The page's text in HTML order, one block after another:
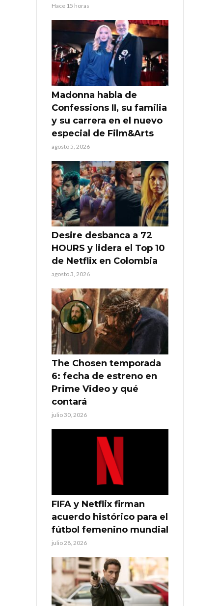
Hace 15 horas
Madonna habla de
Confessions II, su familia
y su carrera en el nuevo
especial de Film&Arts
agosto 5, 2026
Desire desbanca a 72
HOURS y lidera el Top 10
de Netflix en Colombia
agosto 3, 2026
The Chosen temporada
6: fecha de estreno en
Prime Video y qué
contará
julio 30, 2026
FIFA y Netflix firman
acuerdo histórico para el
fútbol femenino mundial
julio 28, 2026